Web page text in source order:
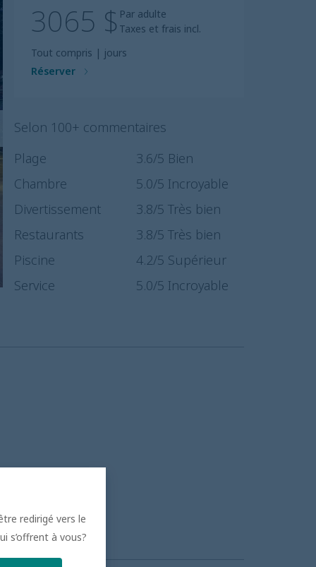
3065 $ Par adulte
Taxes et frais incl.
Tout compris | jours
Réserver
Selon 100+ commentaires
Plage
3.6/5 Bien
Chambre
5.0/5 Incroyable
Divertissement
3.8/5 Très bien
Restaurants
3.8/5 Très bien
Piscine
4.2/5 Supérieur
Service
5.0/5 Incroyable
redirigé vers le
s’offrent à vous?